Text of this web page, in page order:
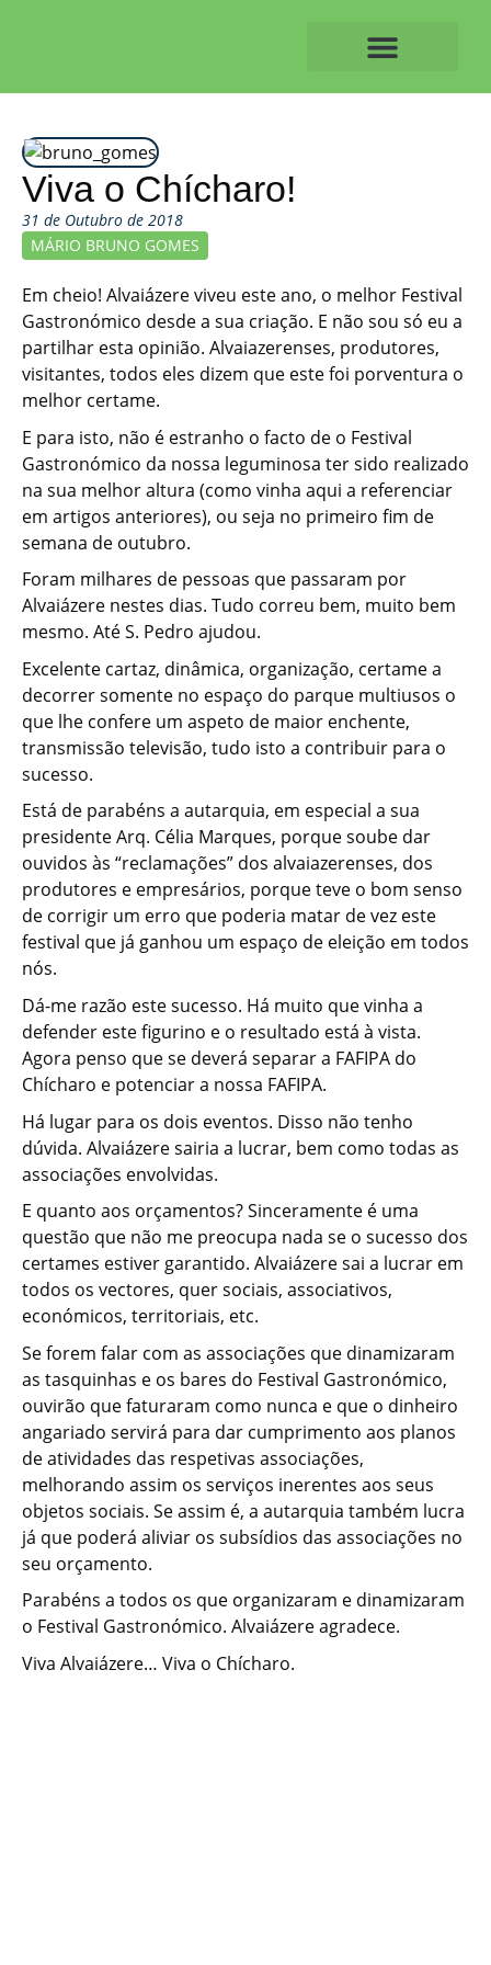
Viva o Chícharo!
31 de Outubro de 2018
MÁRIO BRUNO GOMES
Em cheio! Alvaiázere viveu este ano, o melhor Festival
Gastronómico desde a sua criação. E não sou só eu a
partilhar esta opinião. Alvaiazerenses, produtores,
visitantes, todos eles dizem que este foi porventura o
melhor certame.
E para isto, não é estranho o facto de o Festival
Gastronómico da nossa leguminosa ter sido realizado
na sua melhor altura (como vinha aqui a referenciar
em artigos anteriores), ou seja no primeiro fim de
semana de outubro.
Foram milhares de pessoas que passaram por
Alvaiázere nestes dias. Tudo correu bem, muito bem
mesmo. Até S. Pedro ajudou.
Excelente cartaz, dinâmica, organização, certame a
decorrer somente no espaço do parque multiusos o
que lhe confere um aspeto de maior enchente,
transmissão televisão, tudo isto a contribuir para o
sucesso.
Está de parabéns a autarquia, em especial a sua
presidente Arq. Célia Marques, porque soube dar
ouvidos às “reclamações” dos alvaiazerenses, dos
produtores e empresários, porque teve o bom senso
de corrigir um erro que poderia matar de vez este
festival que já ganhou um espaço de eleição em todos
nós.
Dá-me razão este sucesso. Há muito que vinha a
defender este figurino e o resultado está à vista.
Agora penso que se deverá separar a FAFIPA do
Chícharo e potenciar a nossa FAFIPA.
Há lugar para os dois eventos. Disso não tenho
dúvida. Alvaiázere sairia a lucrar, bem como todas as
associações envolvidas.
E quanto aos orçamentos? Sinceramente é uma
questão que não me preocupa nada se o sucesso dos
certames estiver garantido. Alvaiázere sai a lucrar em
todos os vectores, quer sociais, associativos,
económicos, territoriais, etc.
Se forem falar com as associações que dinamizaram
as tasquinhas e os bares do Festival Gastronómico,
ouvirão que faturaram como nunca e que o dinheiro
angariado servirá para dar cumprimento aos planos
de atividades das respetivas associações,
melhorando assim os serviços inerentes aos seus
objetos sociais. Se assim é, a autarquia também lucra
já que poderá aliviar os subsídios das associações no
seu orçamento.
Parabéns a todos os que organizaram e dinamizaram
o Festival Gastronómico. Alvaiázere agradece.
Viva Alvaiázere… Viva o Chícharo.